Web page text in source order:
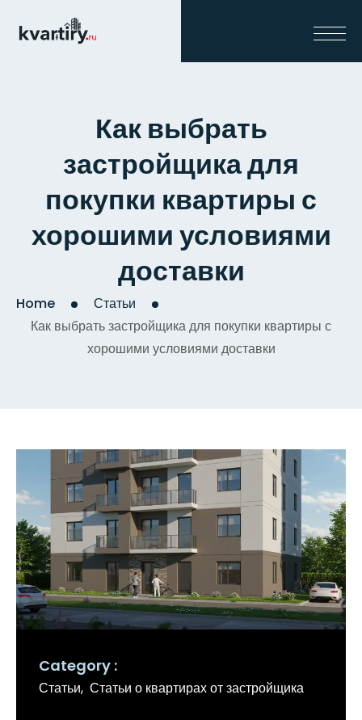
Как выбрать
застройщика для
покупки квартиры с
хорошими условиями
доставки
Home
Статьи
Как выбрать застройщика для покупки квартиры с
хорошими условиями доставки
Category
Статьи Статьи о квартирах от застройщика